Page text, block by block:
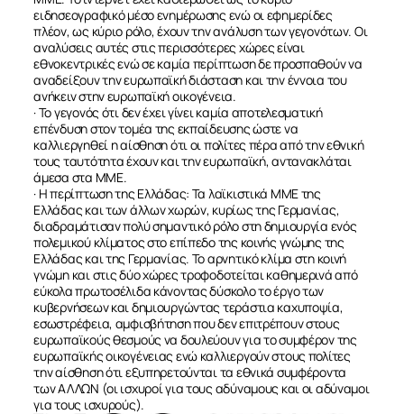
ΣΧΕΤΙΚΑ
ΝΕΑ
ΕΠΙΚΟΙΝΩΝΙΑ
ειδησεογραφικό μέσο ενημέρωσης ενώ οι εφημερίδες
πλέον, ως κύριο ρόλο, έχουν την ανάλυση των γεγονότων. Οι
αναλύσεις αυτές στις περισσότερες χώρες είναι
εθνοκεντρικές ενώ σε καμία περίπτωση δε προσπαθούν να
αναδείξουν την ευρωπαϊκή διάσταση και την έννοια του
ανήκειν στην ευρωπαϊκή οικογένεια.
· Το γεγονός ότι δεν έχει γίνει καμία αποτελεσματική
επένδυση στον τομέα της εκπαίδευσης ώστε να
καλλιεργηθεί η αίσθηση ότι οι πολίτες πέρα από την εθνική
τους ταυτότητα έχουν και την ευρωπαϊκή, αντανακλάται
άμεσα στα ΜΜΕ.
· Η περίπτωση της Ελλάδας: Τα λαϊκιστικά ΜΜΕ της
Ελλάδας και των άλλων χωρών, κυρίως της Γερμανίας,
διαδραμάτισαν πολύ σημαντικό ρόλο στη δημιουργία ενός
πολεμικού κλίματος στο επίπεδο της κοινής γνώμης της
Ελλάδας και της Γερμανίας. Το αρνητικό κλίμα στη κοινή
γνώμη και στις δύο χώρες τροφοδοτείται καθημερινά από
εύκολα πρωτοσέλιδα κάνοντας δύσκολο το έργο των
κυβερνήσεων και δημιουργώντας τεράστια καχυποψία,
εσωστρέφεια, αμφισβήτηση που δεν επιτρέπουν στους
ευρωπαϊκούς θεσμούς να δουλεύουν για το συμφέρον της
ευρωπαϊκής οικογένειας ενώ καλλιεργούν στους πολίτες
την αίσθηση ότι εξυπηρετούνται τα εθνικά συμφέροντα
των ΑΛΛΩΝ (οι ισχυροί για τους αδύναμους και οι αδύναμοι
για τους ισχυρούς).